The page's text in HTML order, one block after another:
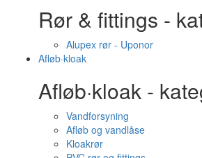
Rør & fittings -
Alupex rør - Uponor
Afløb·kloak
Afløb·kloak -
Vandforsyning
Afløb og vandlåse
Kloakrør